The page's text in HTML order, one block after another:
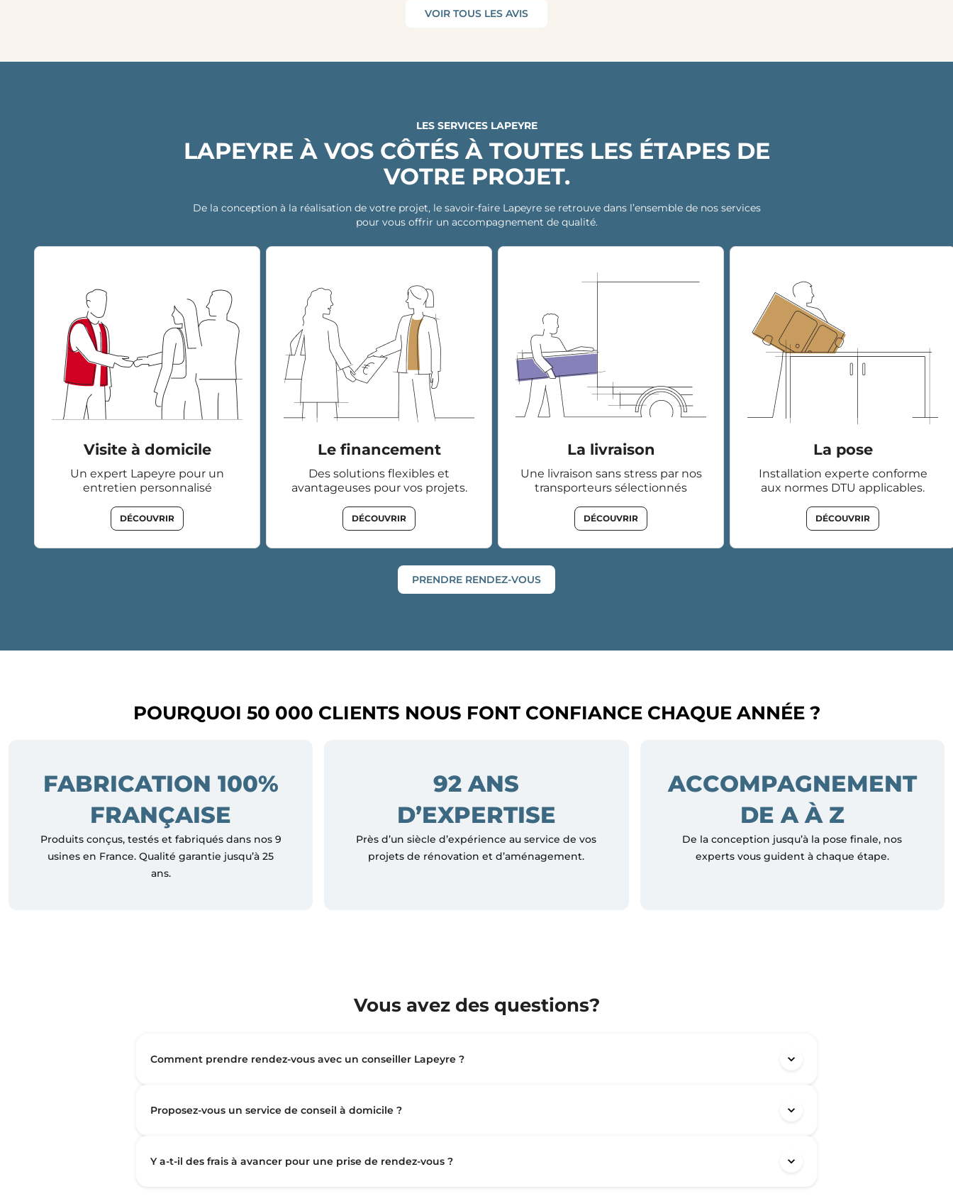
VOIR TOUS LES AVIS
LES SERVICES LAPEYRE
LAPEYRE À VOS CÔTÉS À TOUTES LES ÉTAPES DE
VOTRE PROJET.
De la conception à la réalisation de votre projet, le savoir-faire Lapeyre se retrouve dans l’ensemble de nos services
pour vous offrir un accompagnement de qualité.
Visite à domicile
Un expert Lapeyre pour un
entretien personnalisé
DÉCOUVRIR
Le financement
Des solutions flexibles et
avantageuses pour vos projets.
DÉCOUVRIR
La livraison
Une livraison sans stress par nos
transporteurs sélectionnés
DÉCOUVRIR
La pose
Installation experte conforme
aux normes DTU applicables.
DÉCOUVRIR
PRENDRE RENDEZ-VOUS
POURQUOI 50 000 CLIENTS NOUS FONT CONFIANCE CHAQUE ANNÉE ?
FABRICATION 100%
FRANÇAISE
Produits conçus, testés et fabriqués dans nos 9
usines en France. Qualité garantie jusqu’à 25
ans.
92 ANS
D’EXPERTISE
Près d’un siècle d’expérience au service de vos
projets de rénovation et d’aménagement.
ACCOMPAGNEMENT
DE A À Z
De la conception jusqu’à la pose finale, nos
experts vous guident à chaque étape.
Vous avez des questions?
Comment prendre rendez-vous avec un conseiller Lapeyre ?
Proposez-vous un service de conseil à domicile ?
Y a-t-il des frais à avancer pour une prise de rendez-vous ?